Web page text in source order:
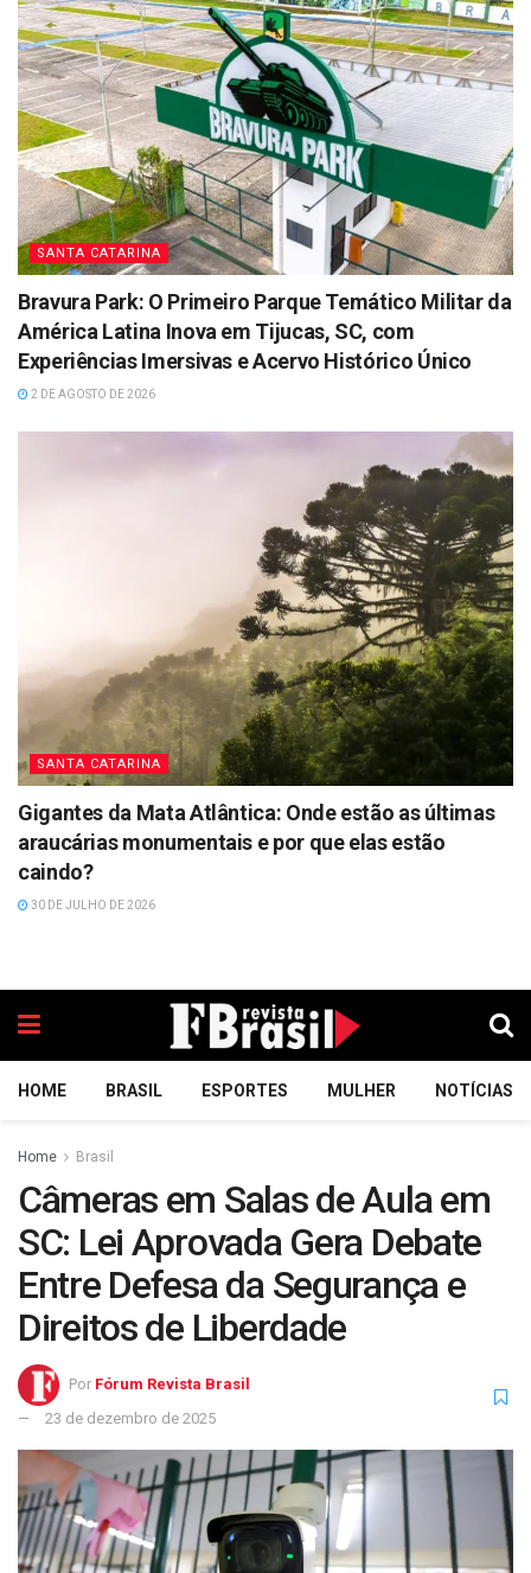
SANTA CATARINA
Bravura Park: O Primeiro Parque Temático Militar da
América Latina Inova em Tijucas, SC, com
Experiências Imersivas e Acervo Histórico Único
2 DE AGOSTO DE 2026
SANTA CATARINA
Gigantes da Mata Atlântica: Onde estão as últimas
araucárias monumentais e por que elas estão
caindo?
30 DE JULHO DE 2026
HOME BRASIL ESPORTES MULHER NOTÍCIAS
Home Brasil
Câmeras em Salas de Aula em
SC: Lei Aprovada Gera Debate
Entre Defesa da Segurança e
Direitos de Liberdade
Por Fórum Revista Brasil
23 de dezembro de 2025